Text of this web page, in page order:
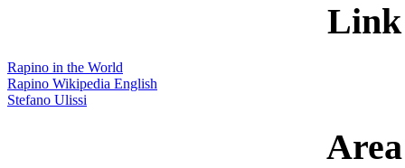
Link
Rapino in the World
Rapino Wikipedia English
Stefano Ulissi